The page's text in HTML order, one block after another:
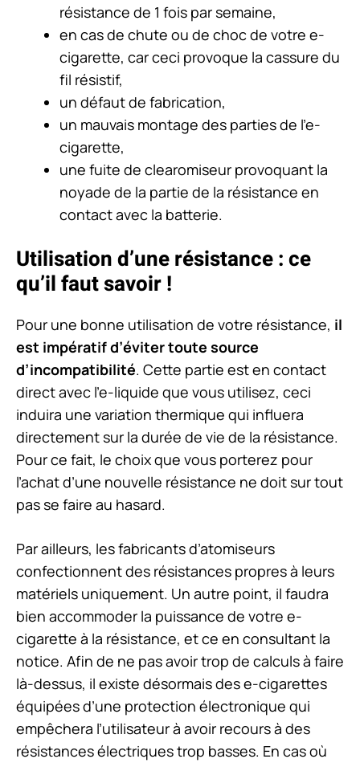
résistance de 1 fois par semaine,
en cas de chute ou de choc de votre e-
cigarette, car ceci provoque la cassure du
fil résistif,
un défaut de fabrication,
un mauvais montage des parties de l’e-
cigarette,
une fuite de clearomiseur provoquant la
noyade de la partie de la résistance en
contact avec la batterie.
Utilisation d’une résistance : ce
qu’il faut savoir !
Pour une bonne utilisation de votre résistance, il
est impératif d’éviter toute source
d’incompatibilité. Cette partie est en contact
direct avec l’e-liquide que vous utilisez, ceci
induira une variation thermique qui influera
directement sur la durée de vie de la résistance.
Pour ce fait, le choix que vous porterez pour
l’achat d’une nouvelle résistance ne doit sur tout
pas se faire au hasard.
Par ailleurs, les fabricants d’atomiseurs
confectionnent des résistances propres à leurs
matériels uniquement. Un autre point, il faudra
bien accommoder la puissance de votre e-
cigarette à la résistance, et ce en consultant la
notice. Afin de ne pas avoir trop de calculs à faire
là-dessus, il existe désormais des e-cigarettes
équipées d’une protection électronique qui
empêchera l’utilisateur à avoir recours à des
résistances électriques trop basses. En cas où